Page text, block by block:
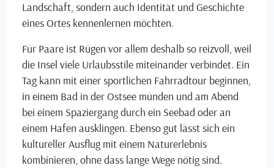
Landschaft, sondern auch Identität und Geschichte
eines Ortes kennenlernen möchten.
Für Paare ist Rügen vor allem deshalb so reizvoll, weil
die Insel viele Urlaubsstile miteinander verbindet. Ein
Tag kann mit einer sportlichen Fahrradtour beginnen,
in einem Bad in der Ostsee münden und am Abend
bei einem Spaziergang durch ein Seebad oder an
einem Hafen ausklingen. Ebenso gut lässt sich ein
kultureller Ausflug mit einem Naturerlebnis
kombinieren, ohne dass lange Wege nötig sind.